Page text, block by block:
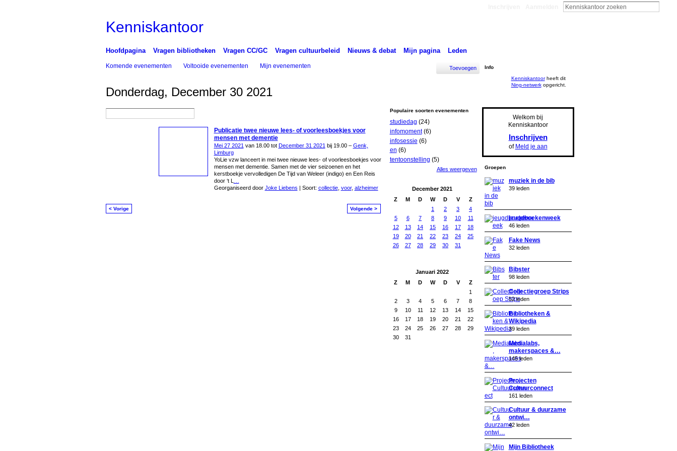
Kenniskantoor
Hoofdpagina Vragen bibliotheken Vragen CC/GC Vragen cultuurbeleid Nieuws & debat Mijn pagina Leden
Komende evenementen Voltooide evenementen Mijn evenementen Toevoegen
Donderdag, December 30 2021
Publicatie twee nieuwe lees- of voorleesboekjes voor
mensen met dementie
Mei 27 2021 van 18.00 tot December 31 2021 bij 19.00 – Genk,
Limburg
YoLie vzw lanceert in mei twee nieuwe lees- of voorleesboekjes voor
mensen met dementie. Samen met de vier seizoenen en het
kerstboekje vervolledigen De Tijd van Weleer (indigo) en Een Reis
door ‘t L
Georganiseerd door Joke Liebens | Soort: collectie, voor, alzheimer
< Vorige Volgende >
Populaire soorten evenementen
studiedag (24)
infomoment(6)
infosessie (6)
en (6)
tentoonstelling (5)
Alles weergeven
December 2021
Z
M D W D V
Z
1
2 3
4
5
6 7 8 9 10
11
12
13 14 15 16 17
18
19
20 21 22 23 24
25
26
27 28 29 30 31
Januari 2022
Z
M D W D V
Z
1
2
3 4 5 6 7
8
9
10 11 12 13 14
15
16
17 18 19 20 21
22
23
24 25 26 27 28
29
30
31
Info
Kenniskantoorheeft dit
Ning-netwerkopgericht.
Welkom bij
Kenniskantoor
Inschrijven
of Meld je aan
Groepen
muziek in de bib
39 leden
jeugdboekenweek
46 leden
Fake News
32 leden
Bibster
98 leden
Collectiegroep Strips
52 leden
Bibliotheken &
Wikipedia
39 leden
Medialabs,
makerspaces &…
145 leden
Projecten
Cultuurconnect
161 leden
Cultuur & duurzame
ontwi…
42 leden
Mijn Bibliotheek